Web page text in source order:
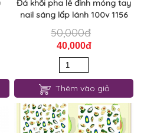
Đá khối pha lê đính móng tay
nail sáng lấp lánh 100v 1156
50,000đ
40,000đ
Thêm vào giỏ